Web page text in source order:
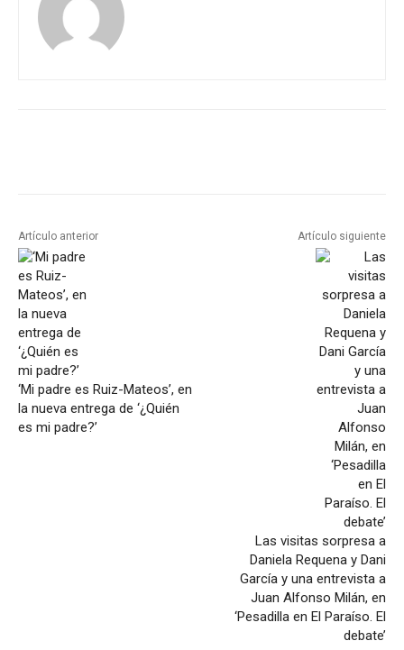
Artículo anterior
‘Mi padre es Ruiz-Mateos’, en
la nueva entrega de ‘¿Quién
es mi padre?’
Artículo siguiente
Las visitas sorpresa a
Daniela Requena y Dani
García y una entrevista a
Juan Alfonso Milán, en
‘Pesadilla en El Paraíso. El
debate’